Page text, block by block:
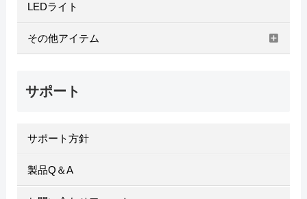
LEDライト
その他アイテム
サポート
サポート方針
製品Q＆A